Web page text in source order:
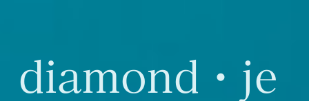
diamond・je